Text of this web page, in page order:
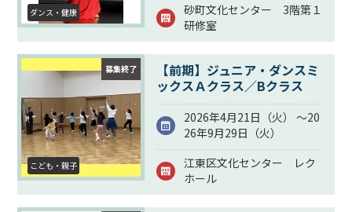
ダンス・健康
砂町文化センター 3階第１
研修室
募集終了
こども・親子
【前期】ジュニア・ダンスミ
ックスＡクラス／Bクラス
2026年4月21日（火） ～20
26年9月29日（火）
江東区文化センター レク
ホール